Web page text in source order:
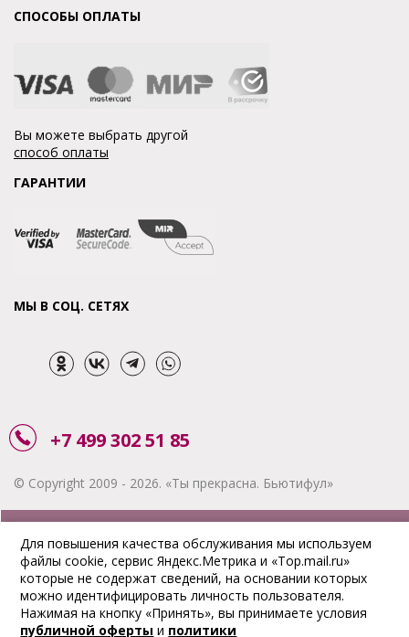
СПОСОБЫ ОПЛАТЫ
Вы можете выбрать другой
способ оплаты
ГАРАНТИИ
МЫ В СОЦ. СЕТЯХ
+7 499 302 51 85
© Copyright 2009 - 2026. «Ты прекрасна. Бьютифул»
АКЦИИ
ДОСТАВКА
Для повышения качества обслуживания мы используем
файлы cookie, сервис Яндекс.Метрика и «Top.mail.ru»
которые не содержат сведений, на основании которых
можно идентифицировать личность пользователя.
Нажимая на кнопку «Принять», вы принимаете условия
публичной оферты и политики